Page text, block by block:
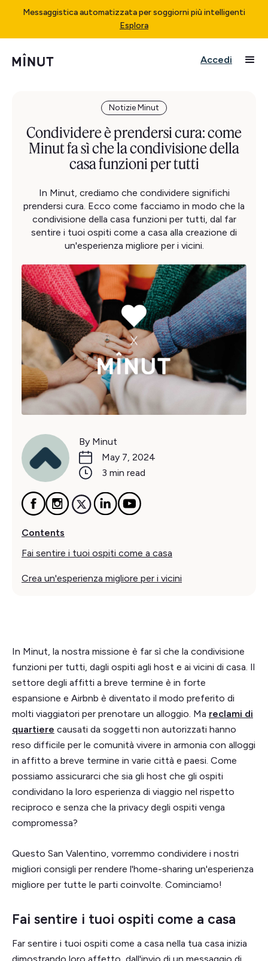
Messaggistica automatizzata per soggiorni più intelligenti
Esplora
Accedi
Notizie Minut
Condividere è prendersi cura: come
Minut fa sì che la condivisione della
casa funzioni per tutti
In Minut, crediamo che condividere significhi
prendersi cura. Ecco come facciamo in modo che la
condivisione della casa funzioni per tutti, dal far
sentire i tuoi ospiti come a casa alla creazione di
un'esperienza migliore per i vicini.
By Minut
May 7, 2024
3 min read
Contents
Fai sentire i tuoi ospiti come a casa
Crea un'esperienza migliore per i vicini
In Minut, la nostra missione è far sì che la condivisione
funzioni per tutti, dagli ospiti agli host e ai vicini di casa. Il
settore degli affitti a breve termine è in forte
espansione e Airbnb è diventato il modo preferito di
molti viaggiatori per prenotare un alloggio. Ma reclami di
quartiere causati da soggetti non autorizzati hanno
reso difficile per le comunità vivere in armonia con alloggi
in affitto a breve termine in varie città e paesi. Come
possiamo assicurarci che sia gli host che gli ospiti
condividano la loro esperienza di viaggio nel rispetto
reciproco e senza che la privacy degli ospiti venga
compromessa?
Questo San Valentino, vorremmo condividere i nostri
migliori consigli per rendere l'home-sharing un'esperienza
migliore per tutte le parti coinvolte. Cominciamo!
Fai sentire i tuoi ospiti come a casa
Far sentire i tuoi ospiti come a casa nella tua casa inizia
dimostrando loro affetto, dall'invio di un messaggio di